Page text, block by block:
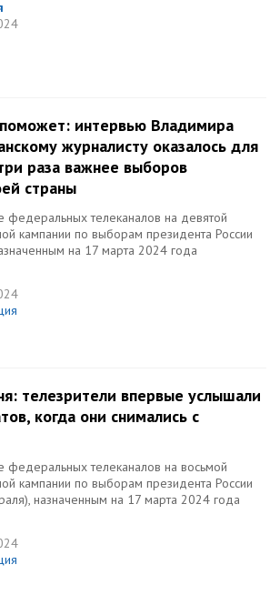
интервью Владимира
журналисту оказалось для
раза важнее выборов
страны
федеральных телеканалов на девятой
кампании по выборам президента России
на 17 марта 2024 года
телезрители впервые услышали
когда они снимались с
федеральных телеканалов на восьмой
кампании по выборам президента России
назначенным на 17 марта 2024 года